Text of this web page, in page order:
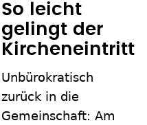
So leicht
gelingt der
Kircheneintritt
Unbürokratisch
zurück in die
Gemeinschaft: Am